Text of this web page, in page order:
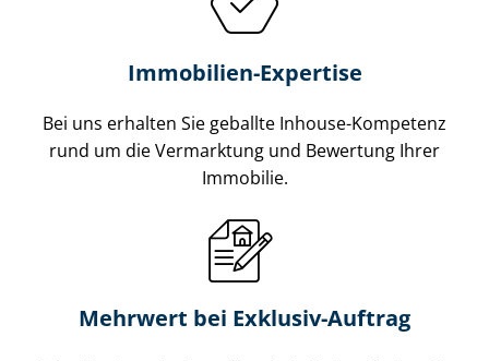
Immobilien-Expertise
Bei uns erhalten Sie geballte Inhouse-Kompetenz
rund um die Vermarktung und Bewertung Ihrer
Immobilie.
Mehrwert bei Exklusiv-Auftrag